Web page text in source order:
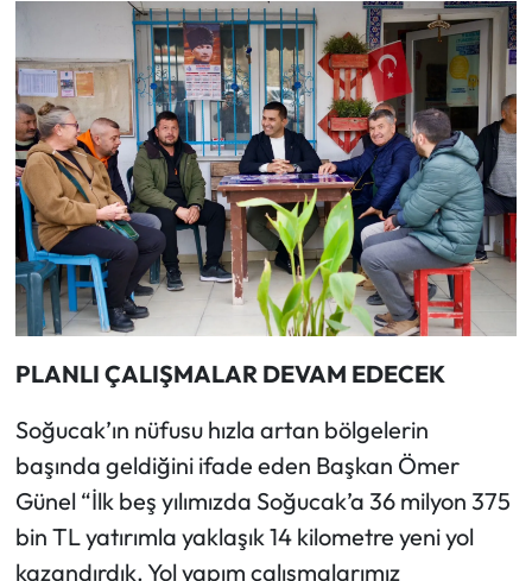
PLANLI ÇALIŞMALAR DEVAM EDECEK
Soğucak’ın nüfusu hızla artan bölgelerin
başında geldiğini ifade eden Başkan Ömer
Günel “İlk beş yılımızda Soğucak’a 36 milyon 375
bin TL yatırımla yaklaşık 14 kilometre yeni yol
kazandırdık. Yol yapım çalışmalarımız